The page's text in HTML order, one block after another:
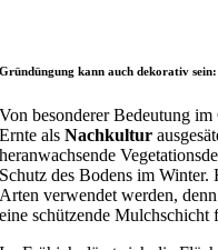
Gründüngung kann auch dekorativ
Von besonderer Bedeutung
Ernte alsNachkultur
heranwachsende
Schutz des Bodens im
Arten verwendet werden,
eine schützende Mulchschicht